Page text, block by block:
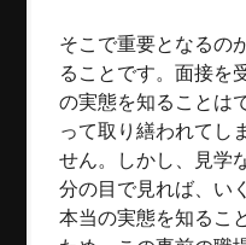
そこで重要となるの
ることです。面接を
の実態を知ることは
って取り繕われてし
せん。しかし、見学
分の目で見れば、い
本当の実態を知るこ